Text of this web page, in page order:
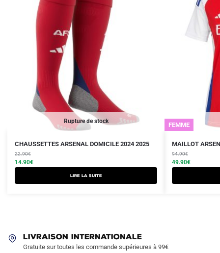
Rupture de stock
CHAUSSETTES ARSENAL DOMICILE 2024 2025
22.90€
Le
prix
initial
était :
14.90€
Le
prix
actuel
est :
Lire la suite
FEMME
MAILLOT
94.90€
Le
prix
initial
était :
49.90€
Le
prix
actuel
est :
Ce
produit
a
LIVRAISON INTERNATIONALE
Gratuite sur toutes les commande supérieures à 99€